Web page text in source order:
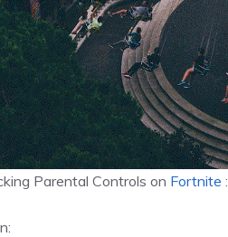
Parental Controls on Fortnite